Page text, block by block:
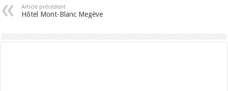
Article précédent
Hôtel Mont-Blanc Megève